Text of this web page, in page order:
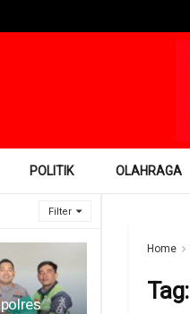
Filter
POLITIK OLAHRAGA
Home
Tag: